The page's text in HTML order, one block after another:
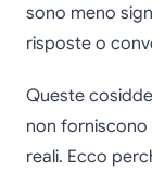
sono meno
risposte o
Queste
non
reali. Ecco